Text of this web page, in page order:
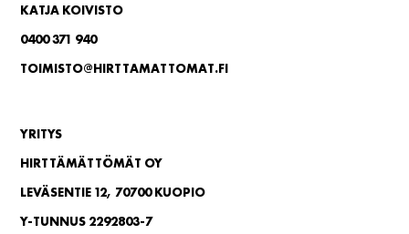
KATJA KOIVISTO
0400 371 940
TOIMISTO@HIRTTAMATTOMAT.FI
YRITYS
HIRTTÄMÄTTÖMÄT OY
LEVÄSENTIE 12, 70700 KUOPIO
Y-TUNNUS 2292803-7